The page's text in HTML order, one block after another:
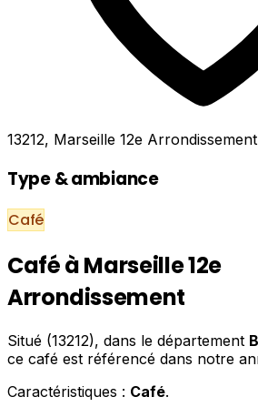
13212, Marseille 12e Arrondissement
Type & ambiance
Café
Café à Marseille 12e
Arrondissement
Situé (13212), dans le département
ce café est référencé dans notre
Caractéristiques : Café.